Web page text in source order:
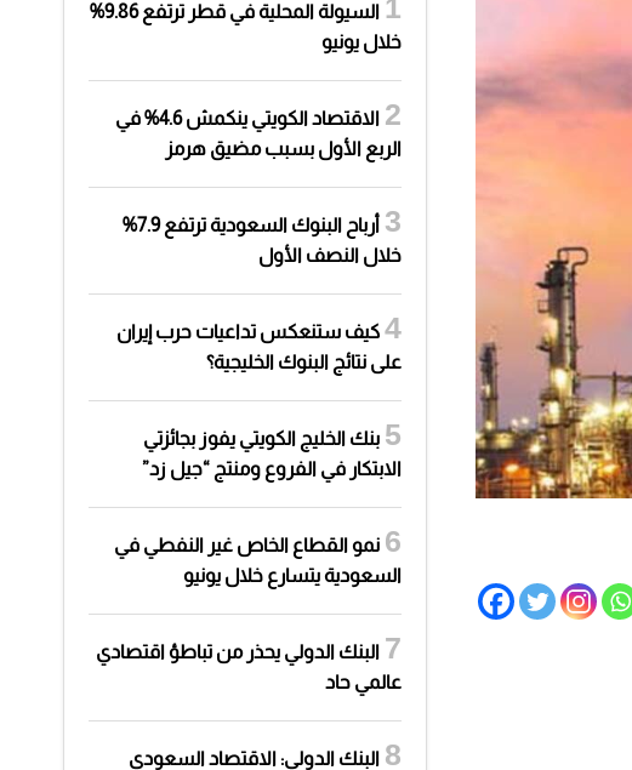
السيولة المحلية في قطر ترتفع 9.86%
خلال يونيو
الاقتصاد الكويتي ينكمش 4.6% في
الربع الأول بسبب مضيق هرمز
أرباح البنوك السعودية ترتفع 7.9%
خلال النصف الأول
كيف ستنعكس تداعيات حرب إيران
على نتائج البنوك الخليجية؟
بنك الخليج الكويتي يفوز بجائزتي
الابتكار في الفروع ومنتج “جيل زد”
نمو القطاع الخاص غير النفطي في
السعودية يتسارع خلال يونيو
البنك الدولي يحذر من تباطؤ اقتصادي
عالمي حاد
البنك الدولي: الاقتصاد السعودي